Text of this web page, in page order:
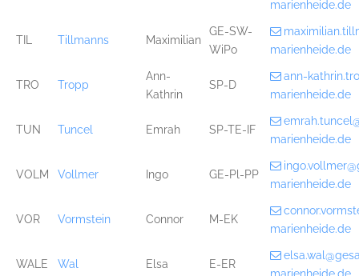
marienheide.de
TIL Tillmanns Maximilian
GE-SW-
WiPo
marienheide.de
TRO Tropp
Ann-
Kathrin
SP-D
ann-
marienheide.de
TUN Tuncel Emrah SP-TE-IF
marienheide.de
VOLM Vollmer Ingo GE-Pl-PP
marienheide.de
VOR Vormstein Connor M-EK
marienheide.de
WALE Wal Elsa E-ER